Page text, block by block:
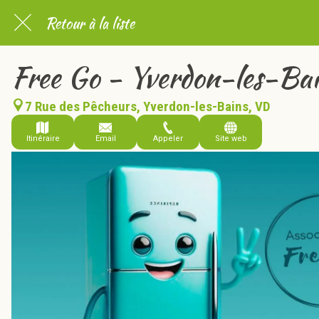
Retour à la liste
Free Go - Yverdon-les-
7 Rue des Pêcheurs, Yverdon-les-Bains, VD
Itinéraire Email Appeler Site web